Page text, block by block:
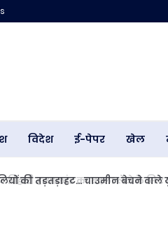
विदेश ई-पेपर खेल
की तड़तड़ाहट... चाउमीन बेचने